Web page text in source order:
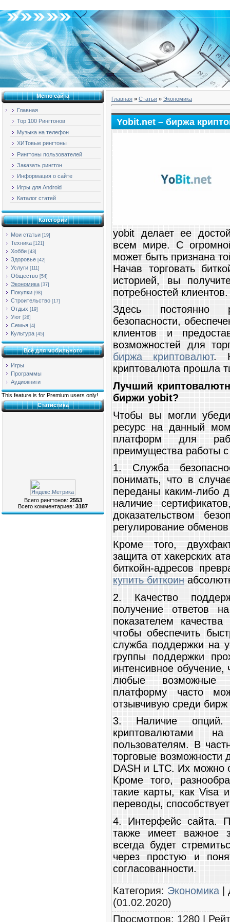
Меню сайта
Главная
Top 100 Рингтонов
Музыка на телефон
ХИТовые рингтоны
Рингтоны пользователей
Заказать рингтон
Информация о сайте
Игры для Android
Каталог статей
Категории
Мои статьи [19]
Техника [121]
Хобби [43]
Здоровье [42]
Услуги [111]
Общество [54]
Экономика [37]
Покупки [98]
Строительство [17]
Отдых [19]
Уют [26]
Семья [4]
Культура [45]
Всё для мобильного
Игры
Программы
Аудиокниги
This feature is for Premium users only!
Статистика
Всего рингтонов: 2553
Всего комментариев: 3187
Главная » Статьи » Экономика
Yobit.net – биржа
yobit делает ее
всем мире. С
может быть признана
Начав торговать
историей, вы
потребностей клиентов.
Здесь постоянно
безопасности,
клиентов и
возможностей для
биржа криптовалют.
криптовалюта прошла
Лучший
биржи yobit?
Чтобы вы могли
ресурс на данный
платформ для
преимущества работы
1. Служба
понимать, что в
переданы каким-либо
наличие
доказательством
регулирование
Кроме того,
защита от хакерских
биткойн-адресов
купить биткоин
2. Качество
получение ответов
показателем
чтобы обеспечить
служба поддержки на
группы поддержки
интенсивное
любые возможные
платформу часто
отзывчивую среди бирж
3. Наличие опций.
криптовалютами
пользователям. В
торговые возможности
DASH и LTC. Их можно
Кроме того,
такие карты, как Visa
переводы,
4. Интерфейс сайта.
также имеет важное
всегда будет
через простую и
согласованности.
Категория: Экономика |
(01.02.2020)
Просмотров: 1280 |